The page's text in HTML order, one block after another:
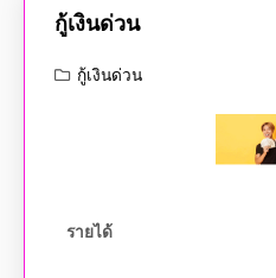
กู้เงินด่วน
อายุ